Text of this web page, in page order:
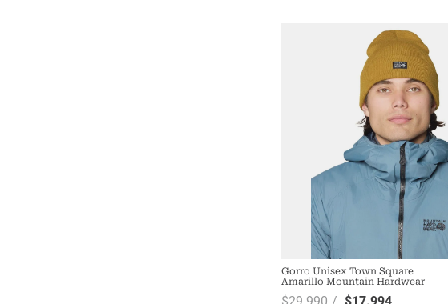
Gorro Unisex Town Square
Amarillo Mountain Hardwear
$29.990 $17.994